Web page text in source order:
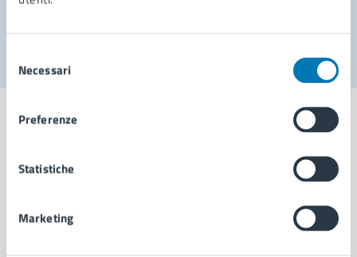
delNecessari
Preferenze
Statistiche
Marketing
Comune di Napoli
AMMINISTRAZIONE